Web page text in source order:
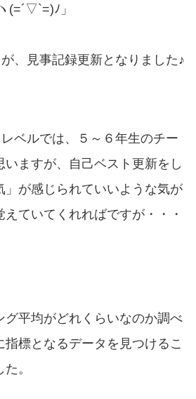
(=´▽`=)ﾉ」
、見事記録更新となりました♪
ベルでは、５～６年生のチー
いますが、自己ベスト更新をし
」が感じられていいような気が
えていてくれればですが・・・
グ平均がどれくらいなのか調べ
標となるデータを見つけるこ
。